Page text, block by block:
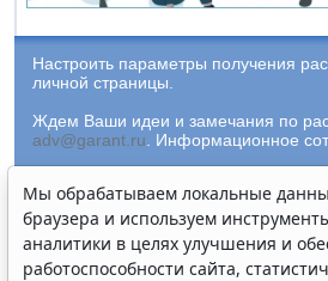
Настроить параметры получения
личной страницы.
Ждем Ваши идеи и замечания по
adv@garant.ru
Информационное
© ООО "НПП "ГАРАНТ-СЕРВИС-
Компания "Гарант" и ее партнеры
ГАРАНТ.
Мы обрабатываем локальные
браузера и используем
аналитики в целях улучшения и
работоспособности сайта,